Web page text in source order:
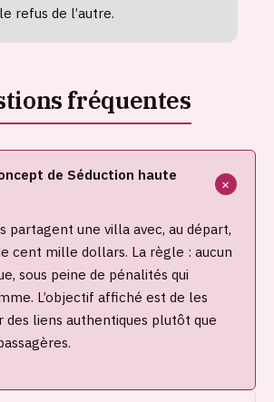
refus de l’autre.
de Séduction haute
partagent une villa avec, au départ,
cent mille dollars. La règle : aucun
sous peine de pénalités qui
L’objectif affiché est de les
des liens authentiques plutôt que